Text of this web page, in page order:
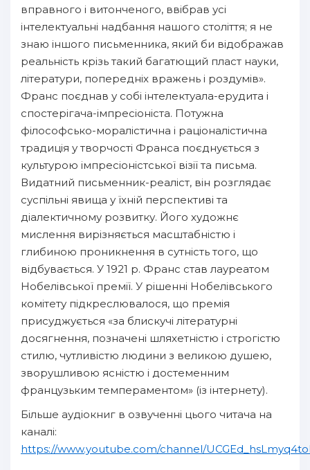
вправного і витонченого, ввібрав усі
інтелектуальні надбання нашого століття; я не
знаю іншого письменника, який би відображав
реальність крізь такий багатющий пласт науки,
літератури, попередніх вражень і роздумів».
Франс поєднав у собі інтелектуала-ерудита і
спостерігача-імпресіоніста. Потужна
філософсько-моралістична і раціоналістична
традиція у творчості Франса поєднується з
культурою імпресіоністської візії та письма.
Видатний письменник-реаліст, він розглядає
суспільні явища у їхній перспективі та
діалектичному розвитку. Його художнє
мислення вирізняється масштабністю і
глибиною проникнення в сутність того, що
відбувається. У 1921 р. Франс став лауреатом
Нобелівської премії. У рішенні Нобелівського
комітету підкреслювалося, що премія
присуджується «за блискучі літературні
досягнення, позначені шляхетністю і строгістю
стилю, чутливістю людини з великою душею,
зворушливою ясністю і достеменним
французьким темпераментом» (із інтернету).
Більше аудіокниг в озвученні цього читача на
каналі:
https://www.youtube.com/channel/